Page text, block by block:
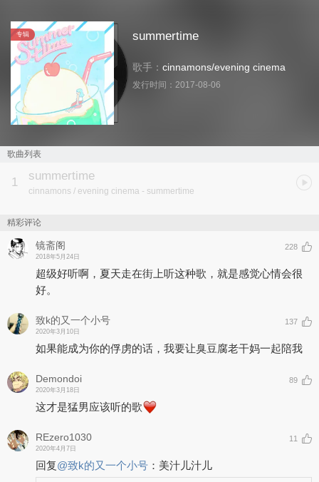
专辑 summertime
歌手： cinnamons/evening cinema
发行时间： 2017-08-06
歌曲列表
1 summertime
cinnamons / evening cinema - summertime
精彩评论
镜斋阁
2018年5月24日
228
超级好听啊，夏天走在街上听这种歌，就是感觉心情会很
好。
致k的又一个小号
2020年3月10日
137
如果能成为你的俘虏的话，我要让臭豆腐老干妈一起陪我
Demondoi
2020年3月18日
89
这才是猛男应该听的歌
REzero1030
2020年4月7日
11
回复@致k的又一个小号 ： 美汁儿汁儿